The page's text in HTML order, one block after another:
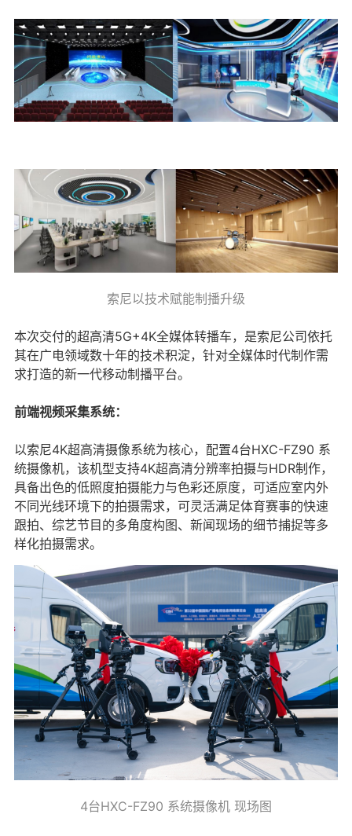
索尼以技术赋能制播升级
本次交付的超高清5G+4K全媒体转播车，是索尼公司依托
其在广电领域数十年的技术积淀，针对全媒体时代制作需
求打造的新一代移动制播平台。
前端视频采集系统：
以索尼4K超高清摄像系统为核心，配置4台HXC-FZ90 系
统摄像机，该机型支持4K超高清分辨率拍摄与HDR制作，
具备出色的低照度拍摄能力与色彩还原度，可适应室内外
不同光线环境下的拍摄需求，可灵活满足体育赛事的快速
跟拍、综艺节目的多角度构图、新闻现场的细节捕捉等多
样化拍摄需求。
4台HXC-FZ90 系统摄像机 现场图